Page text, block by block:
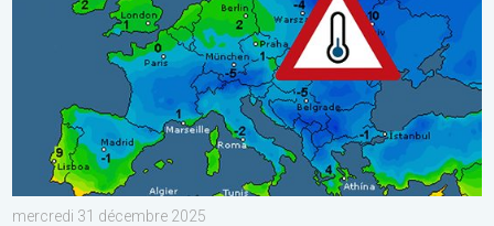
mercredi 31 décembre 2025